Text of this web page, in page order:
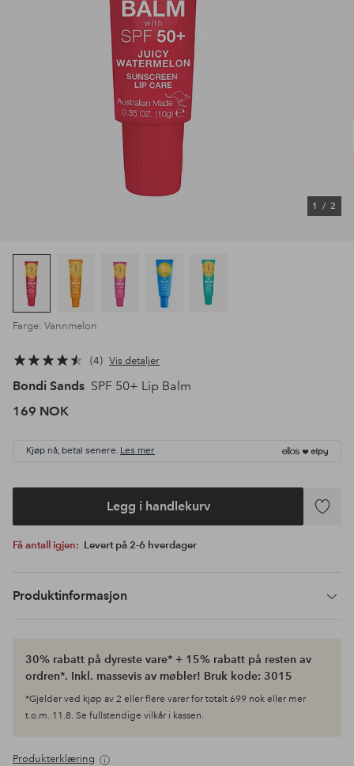
1 / 2
Farge: Vannmelon
4 Vis detaljer
Bondi Sands SPF 50+ Lip Balm
169 NOK
Kjøp nå, betal senere. Les mer
Legg i handlekurv
Legg
Få antall igjen: Levert på 2-6 hverdager
Produktinformasjon
30% rabatt på dyreste vare* + 15% rabatt på resten av
ordren*. Inkl. massevis av møbler! Bruk kode: 3015
*Gjelder ved kjøp av 2 eller flere varer for totalt 699 nok eller mer
t.o.m. 11.8. Se fullstendige vilkår i kassen.
Produkterklæring